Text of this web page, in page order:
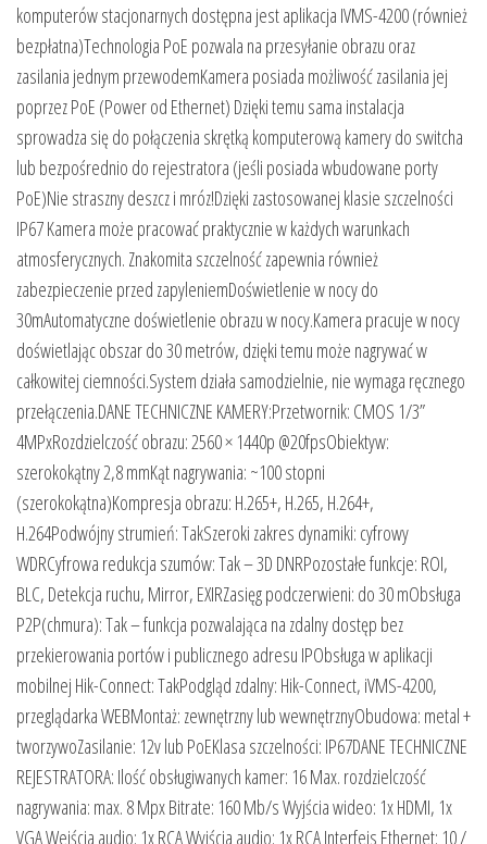
komputerów stacjonarnych dostępna jest aplikacja IVMS-4200 (również
bezpłatna)Technologia PoE pozwala na przesyłanie obrazu oraz
zasilania jednym przewodemKamera posiada możliwość zasilania jej
poprzez PoE (Power od Ethernet) Dzięki temu sama instalacja
sprowadza się do połączenia skrętką komputerową kamery do switcha
lub bezpośrednio do rejestratora (jeśli posiada wbudowane porty
PoE)Nie straszny deszcz i mróz!Dzięki zastosowanej klasie szczelności
IP67 Kamera może pracować praktycznie w każdych warunkach
atmosferycznych. Znakomita szczelność zapewnia również
zabezpieczenie przed zapyleniemDoświetlenie w nocy do
30mAutomatyczne doświetlenie obrazu w nocy.Kamera pracuje w nocy
doświetlając obszar do 30 metrów, dzięki temu może nagrywać w
całkowitej ciemności.System działa samodzielnie, nie wymaga ręcznego
przełączenia.DANE TECHNICZNE KAMERY:Przetwornik: CMOS 1/3”
4MPxRozdzielczość obrazu: 2560 × 1440p @20fpsObiektyw:
szerokokątny 2,8 mmKąt nagrywania: ~100 stopni
(szerokokątna)Kompresja obrazu: H.265+, H.265, H.264+,
H.264Podwójny strumień: TakSzeroki zakres dynamiki: cyfrowy
WDRCyfrowa redukcja szumów: Tak – 3D DNRPozostałe funkcje: ROI,
BLC, Detekcja ruchu, Mirror, EXIRZasięg podczerwieni: do 30 mObsługa
P2P(chmura): Tak – funkcja pozwalająca na zdalny dostęp bez
przekierowania portów i publicznego adresu IPObsługa w aplikacji
mobilnej Hik-Connect: TakPodgląd zdalny: Hik-Connect, iVMS-4200,
przeglądarka WEBMontaż: zewnętrzny lub wewnętrznyObudowa: metal +
tworzywoZasilanie: 12v lub PoEKlasa szczelności: IP67DANE TECHNICZNE
REJESTRATORA: Ilość obsługiwanych kamer: 16 Max. rozdzielczość
nagrywania: max. 8 Mpx Bitrate: 160 Mb/s Wyjścia wideo: 1x HDMI, 1x
VGA Wejścia audio: 1x RCA Wyjścia audio: 1x RCA Interfejs Ethernet: 10 /